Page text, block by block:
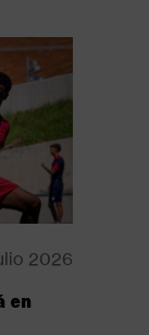
2026
en